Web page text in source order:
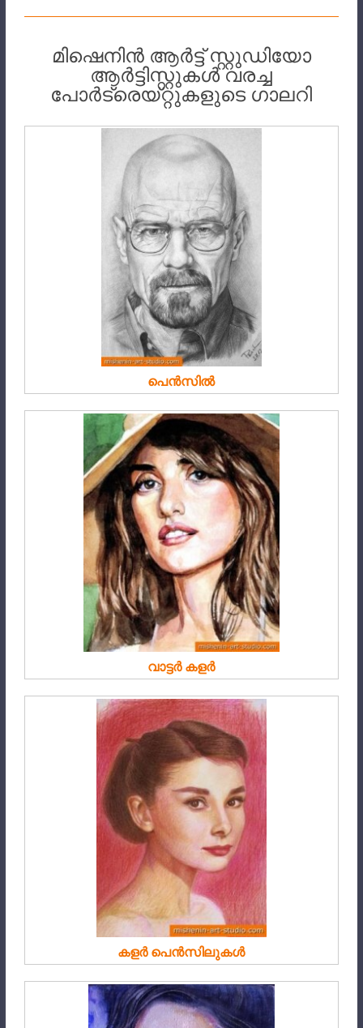
മിഷെനിൻ ആർട്ട് സ്റ്റുഡിയോ
ആർട്ടിസ്റ്റുകൾ വരച്ച
പോർട്രെയ്റ്റുകളുടെ ഗാലറി
പെൻസിൽ
വാട്ടർ കളർ
കളർ പെൻസിലുകൾ